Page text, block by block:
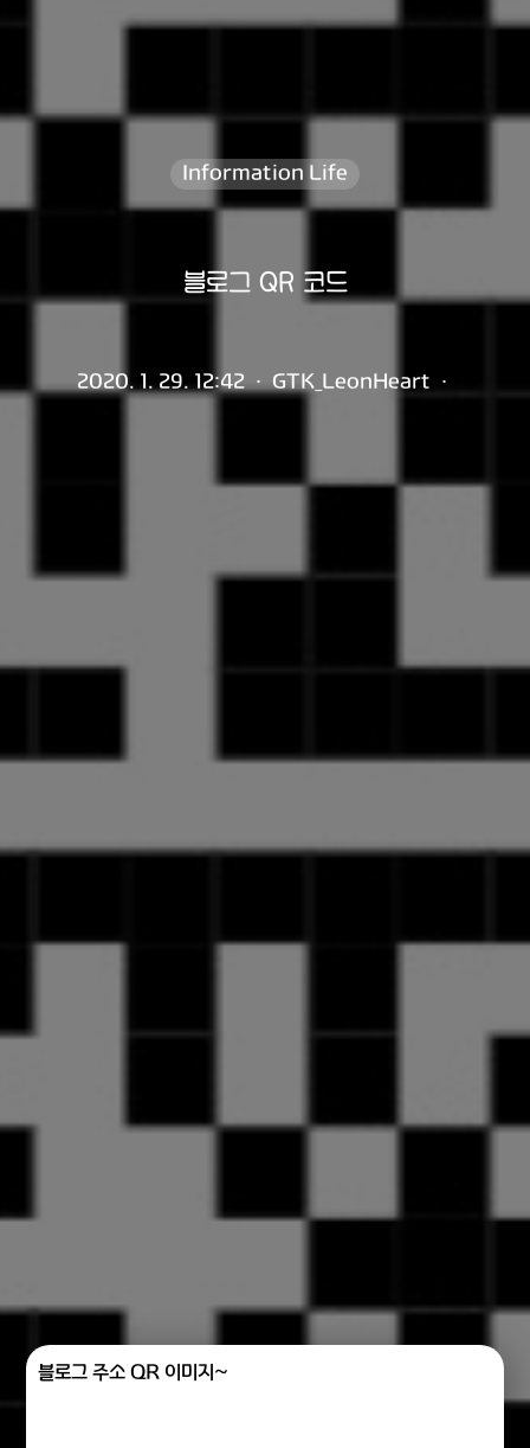
Information Life
블로그 QR 코드
2020. 1. 29. 12:42 · GTK_LeonHeart ·
블로그 주소 QR 이미지~